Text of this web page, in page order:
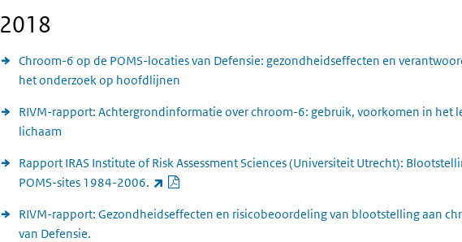
2018
Chroom-6 op de POMS-locaties van Defensie: gezondheidseffecten en
het onderzoek op hoofdlijnen
RIVM-rapport: Achtergrondinformatie over chroom-6: gebruik, voorkomen in het
lichaam
Rapport IRAS Institute of Risk Assessment Sciences (Universiteit Utrecht):
POMS-sites 1984-2006.
RIVM-rapport: Gezondheidseffecten en risicobeoordeling van blootstelling aan
van Defensie.